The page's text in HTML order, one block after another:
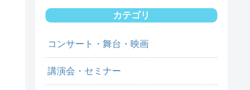
カテゴリ
コンサート・舞台・映画
講演会・セミナー